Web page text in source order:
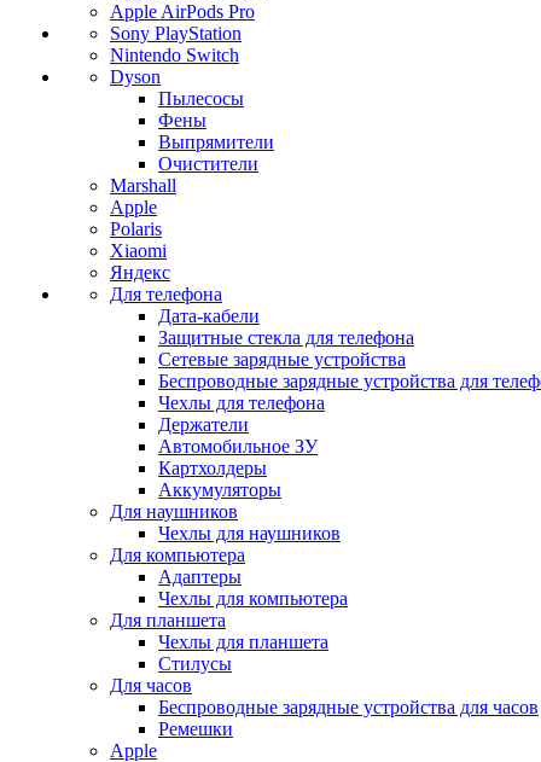
Apple AirPods Pro
Sony PlayStation
Nintendo Switch
Dyson
Пылесосы
Фены
Выпрямители
Очистители
Marshall
Apple
Polaris
Xiaomi
Яндекс
Для телефона
Дата-кабели
Защитные стекла для телефона
Сетевые зарядные устройства
Беспроводные зарядные устройства для
Чехлы для телефона
Держатели
Автомобильное ЗУ
Картхолдеры
Аккумуляторы
Для наушников
Чехлы для наушников
Для компьютера
Адаптеры
Чехлы для компьютера
Для планшета
Чехлы для планшета
Стилусы
Для часов
Беспроводные зарядные устройства для часов
Ремешки
Apple